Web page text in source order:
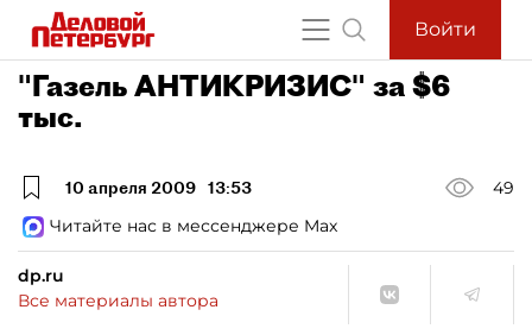
Войти
"Газель АНТИКРИЗИС" за $6
тыс.
10 апреля 2009 13:53
49
Читайте нас в мессенджере Max
dp.ru
Все материалы автора